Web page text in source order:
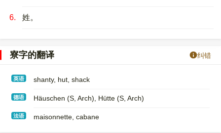
6. 姓。
寮字的翻译 纠错
英语 shanty, hut, shack
德语 Häuschen (S, Arch)​, Hütte (S, Arch)
法语 maisonnette, cabane